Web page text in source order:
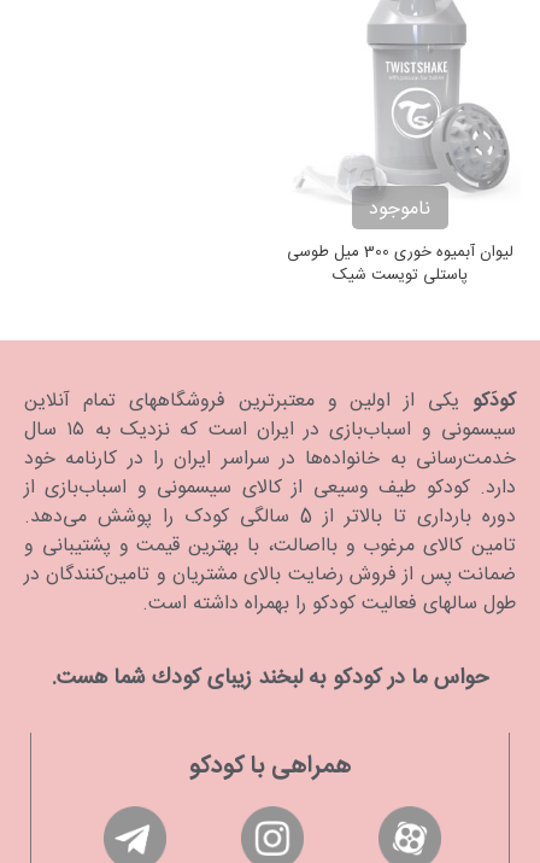
ناموجود
لیوان آبمیوه خوری 300 میل طوسی
پاستلی تویست شیک
کودَکو یکی از اولین و معتبرترین فروشگاههای تمام آنلاین
سیسمونی و اسباب‌بازی در ایران است که نزدیک به ۱۵ سال
خدمت‌رسانی به خانواده‌ها در سراسر ایران را در کارنامه خود
دارد. كودكو طیف وسیعی از کالای سیسمونی و اسباب‌بازی از
دوره بارداری تا بالاتر از 5 سالگی کودک را پوشش می‌دهد.
تامین کالای مرغوب و بااصالت، با بهترین قیمت و پشتیبانی و
ضمانت پس از فروش رضایت بالای مشتریان و تامین‌کنندگان در
طول سالهای فعالیت کودکو را بهمراه داشته است.
حواس ما در كودكو به لبخند زیبای كودك شما هست.
همراهی با کودکو